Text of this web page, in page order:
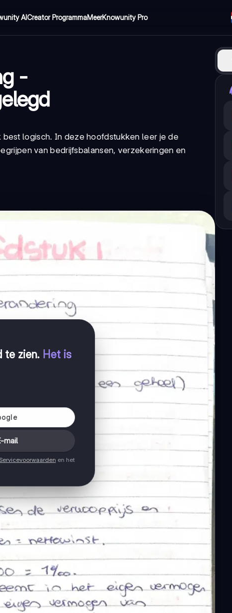
AICreator ProgrammaMeerKnowunity Pro
-
best logisch. In deze hoofdstukken leer je de
van bedrijfsbalansen, verzekeringen en
te zien. Het is
mail
Servicevoorwaarden en het